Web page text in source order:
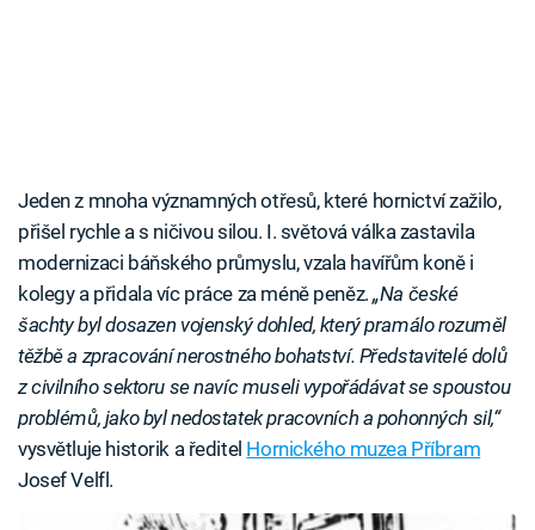
Jeden z mnoha významných otřesů, které hornictví zažilo,
přišel rychle a s ničivou silou. I. světová válka zastavila
modernizaci báňského průmyslu, vzala havířům koně i
kolegy a přidala víc práce za méně peněz.„Na české
šachty byl dosazen vojenský dohled, který pramálo rozuměl
těžbě a zpracování nerostného bohatství. Představitelé dolů
z civilního sektoru se navíc museli vypořádávat se spoustou
problémů, jako byl nedostatek pracovních a pohonných sil,“
vysvětluje historik a ředitel Hornického muzea Příbram
Josef Velfl.